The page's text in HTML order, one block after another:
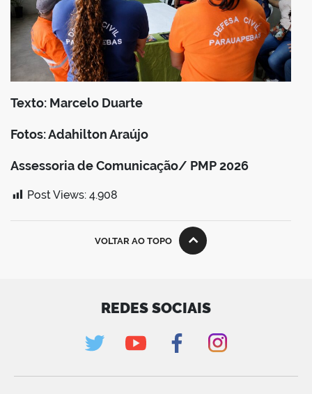
Texto: Marcelo Duarte
Fotos: Adahilton Araújo
Assessoria de Comunicação/ PMP 2026
Post Views: 4.908
VOLTAR AO TOPO
REDES SOCIAIS